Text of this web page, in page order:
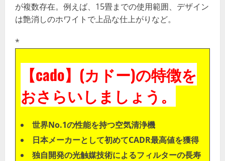
が複数存在。例えば、15畳までの使用範囲、デザイン
は艶消しのホワイトで上品な仕上がりなど。
*
【cado】(カドー)の特徴を
おさらいしましょう。
世界No.1の性能を持つ空気清浄機
日本メーカーとして初めてCADR最高値を獲得
独自開発の光触媒技術によるフィルターの長寿